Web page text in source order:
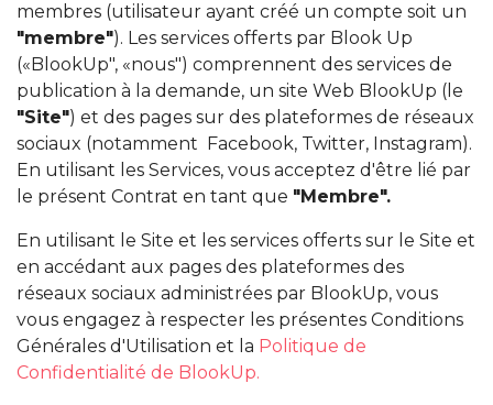
membres (utilisateur ayant créé un compte soit un
"membre"). Les services offerts par Blook Up
(«BlookUp", «nous") comprennent des services de
publication à la demande, un site Web BlookUp (le
"Site") et des pages sur des plateformes de réseaux
sociaux (notamment Facebook, Twitter, Instagram).
En utilisant les Services, vous acceptez d'être lié par
le présent Contrat en tant que "Membre".
En utilisant le Site et les services offerts sur le Site et
en accédant aux pages des plateformes des
réseaux sociaux administrées par BlookUp, vous
vous engagez à respecter les présentes Conditions
Générales d'Utilisation et la Politique de
Confidentialité de BlookUp.